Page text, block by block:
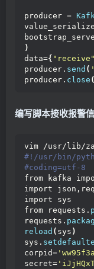
producer =
)
data={ "receive"
producer. send (
producer. close
编写脚本接收报警
vim /usr/lib/
#!/usr/bin/
#coding=utf-8
from kafka
import
import sys
from requests.
requests.
reload ( sys )
sys.
corpid=
secret=